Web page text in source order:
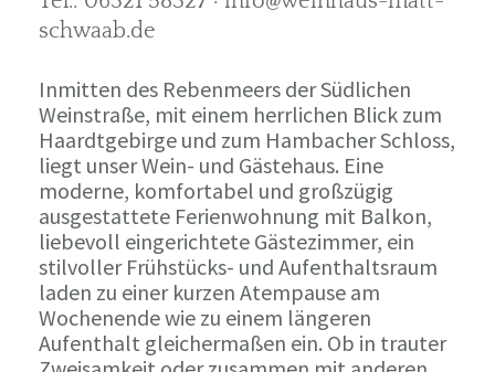
schwaab.de
Inmitten des Rebenmeers der Südlichen
Weinstraße, mit einem herrlichen Blick zum
Haardtgebirge und zum Hambacher Schloss,
liegt unser Wein- und Gästehaus. Eine
moderne, komfortabel und großzügig
ausgestattete Ferienwohnung mit Balkon,
liebevoll eingerichtete Gästezimmer, ein
stilvoller Frühstücks- und Aufenthaltsraum
laden zu einer kurzen Atempause am
Wochenende wie zu einem längeren
Aufenthalt gleichermaßen ein. Ob in trauter